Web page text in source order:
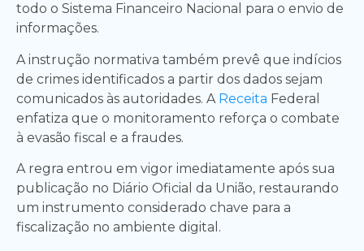
todo o Sistema Financeiro Nacional para o envio de
informações.
A instrução normativa também prevê que indícios
de crimes identificados a partir dos dados sejam
comunicados às autoridades. A Receita Federal
enfatiza que o monitoramento reforça o combate
à evasão fiscal e a fraudes.
A regra entrou em vigor imediatamente após sua
publicação no Diário Oficial da União, restaurando
um instrumento considerado chave para a
fiscalização no ambiente digital.